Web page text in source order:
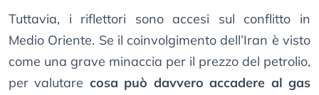
Tuttavia, i riflettori sono accesi sul conflitto in
Medio Oriente. Se il coinvolgimento dell’Iran è visto
come una grave minaccia per il prezzo del petrolio,
per valutare cosa può davvero accadere al gas